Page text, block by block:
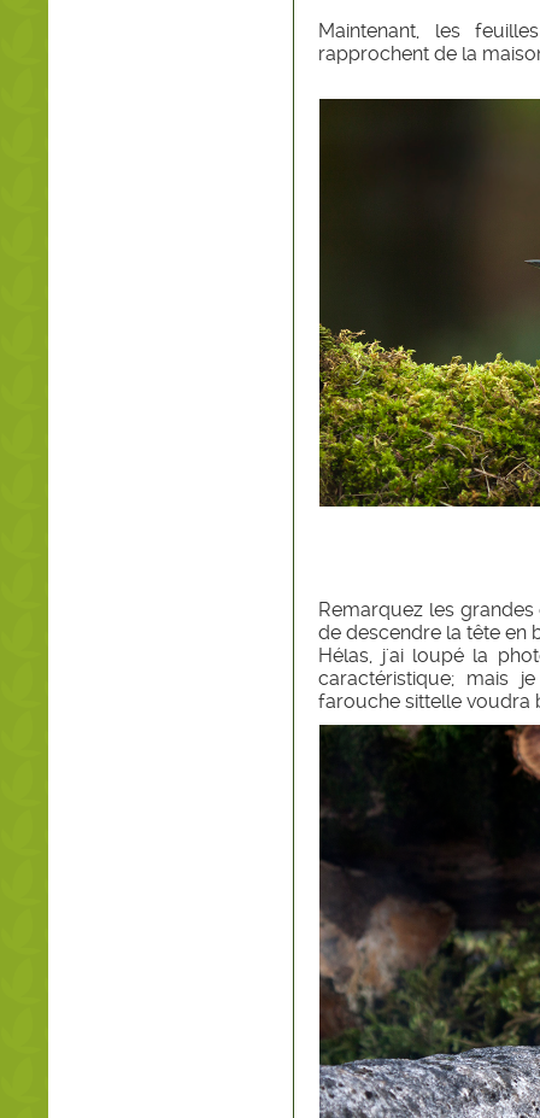
Maintenant, les
rapprochent de la
Remarquez les
de descendre la tête en
Hélas, j'ai loupé la
caractéristique; mais
farouche sittelle voudra